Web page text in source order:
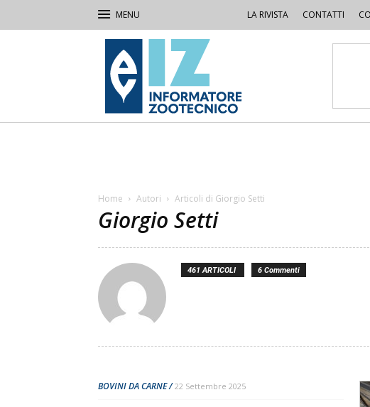
LA RIVISTA CONTATTI
IZ
Informatore
Zootecnico
Home Autori Articoli di Giorgio Setti
Giorgio Setti
461 ARTICOLI 6 Commenti
BOVINI DA CARNE 22 Settembre 2025